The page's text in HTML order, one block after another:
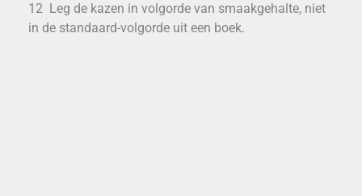
12 Leg de kazen in volgorde van smaakgehalte, niet
in de standaard-volgorde uit een boek.